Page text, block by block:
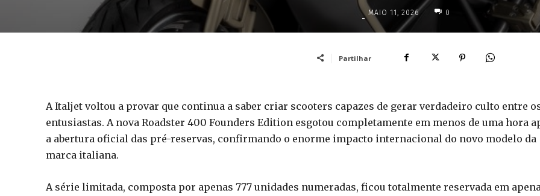
- MAIO 11, 2026 0
Partilhar
A Italjet voltou a provar que continua a saber criar scooters capazes de gerar verdadeiro culto entre
entusiastas. A nova Roadster 400 Founders Edition esgotou completamente em menos de uma hora
a abertura oficial das pré-reservas, confirmando o enorme impacto internacional do novo modelo da
marca italiana.
A série limitada, composta por apenas 777 unidades numeradas, ficou totalmente reservada em